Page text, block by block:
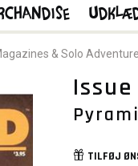
& Solo
TILFØJ